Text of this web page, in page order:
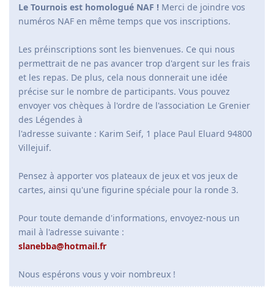
Le Tournois est homologué NAF ! Merci de joindre vos
numéros NAF en même temps que vos inscriptions.
Les préinscriptions sont les bienvenues. Ce qui nous
permettrait de ne pas avancer trop d'argent sur les frais
et les repas. De plus, cela nous donnerait une idée
précise sur le nombre de participants. Vous pouvez
envoyer vos chèques à l'ordre de l'association Le Grenier
des Légendes à
l'adresse suivante : Karim Seif, 1 place Paul Eluard 94800
Villejuif.
Pensez à apporter vos plateaux de jeux et vos jeux de
cartes, ainsi qu'une figurine spéciale pour la ronde 3.
Pour toute demande d'informations, envoyez-nous un
mail à l'adresse suivante :
slanebba@hotmail.fr
Nous espérons vous y voir nombreux !